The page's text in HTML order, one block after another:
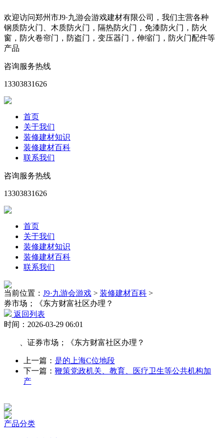
欢迎访问郑州市J9·九游会游戏建材有限公司，我们主营各种
钢质防火门、木质防火门，隔热防火门，免漆防火门，防火
窗，防火卷帘门，防盗门，变压器门，伸缩门，防火门配件等
产品
咨询服务热线
13303831626
首页
关于我们
装修建材知识
装修建材百科
联系我们
咨询服务热线
13303831626
首页
关于我们
装修建材知识
装修建材百科
联系我们
当前位置： J9·九游会游戏 > 装修建材百科 >
券市场；《东方财富社区办理？
返回列表
时间：2026-03-29 06:01
、证券市场；《东方财富社区办理？
上一篇： 是的上海C位地段
下一篇： 鞭策党政机关、教育、医疗卫生等公共机构加
产
产品分类